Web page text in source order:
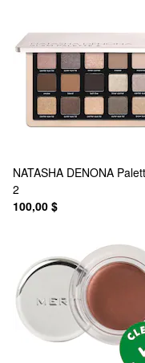
NATASHA DENONA
2
100,00 $